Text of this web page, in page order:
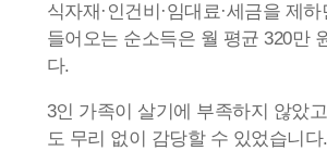
식자재·인건비·임대료·세금을 제
들어오는 순소득은 월 평균 320만
다.
3인 가족이 살기에 부족하지 않았
도 무리 없이 감당할 수 있었습니다.